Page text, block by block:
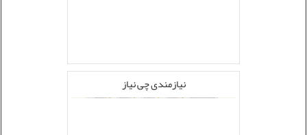
نیازمندی چی نیاز